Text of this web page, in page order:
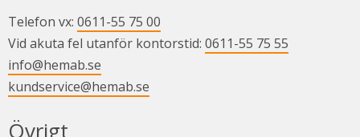
Telefon vx: 0611-55 75 00
Vid akuta fel utanför kontorstid: 0611-55 75 55
info@hemab.se
kundservice@hemab.se
Övrigt